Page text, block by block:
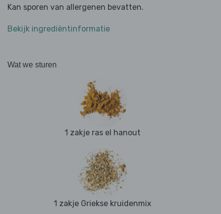
Kan sporen van allergenen bevatten.
Bekijk ingrediëntinformatie
Wat we sturen
1 zakje ras el hanout
1 zakje Griekse kruidenmix